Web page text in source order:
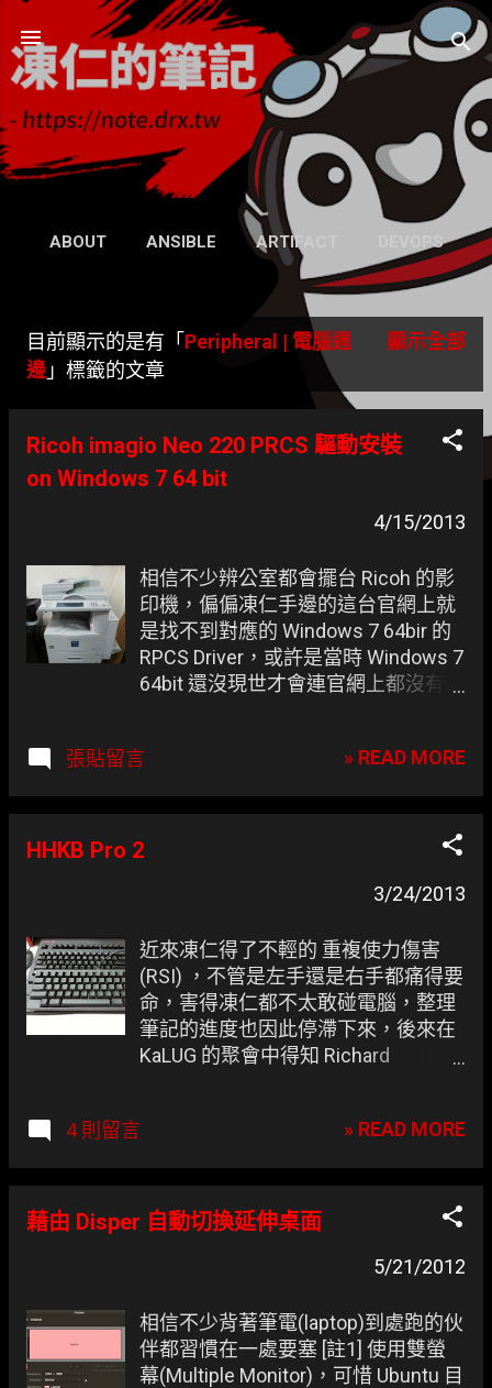
跳到主要內容
凍仁的筆記
- https://note.drx.tw
網頁
ABOUT ANSIBLE ARTIFACT DEVOPS
WIKI 更多…
GRAVATAR
發
表
文
章
目前顯示的是有「Peripheral | 電腦週
邊 」標籤的文章
顯示全部
Ricoh imagio Neo 220 PRCS 驅動安裝
on Windows 7 64 bit
4/15/2013
相信不少辨公室都會擺台 Ricoh 的影
印機，偏偏凍仁手邊的這台官網上就
是找不到對應的 Windows 7 64bir 的
RPCS Driver，或許是當時 Windows 7
64bit 還沒現世才會連官網上都沒有，
了。 ▲ 辨公室的 Ricoh imagio Neo
張貼留言 » READ MORE
HHKB Pro 2
3/24/2013
近來凍仁得了不輕的 重複使力傷害
(RSI) ，不管是左手還是右手都痛得要
命，害得凍仁都不太敢碰電腦，整理
筆記的進度也因此停滯下來，後來在
KaLUG 的聚會中得知 Richard
HHKB 這把鍵盤，似乎是述說著它可
看就知道了！」 找到藉口的凍仁也很
幸運得到社群前輩的幫助，並成功加
入 Happy hacking keyboard 的行列
哩。 ▲ HHKB Pro 2 (墨) 與 Cherry
4 則留言 » READ MORE
藉由 Disper 自動切換延伸桌面
5/21/2012
相信不少背著筆電(laptop)到處跑的伙
伴都習慣在一處要塞 [註1] 使用雙螢
幕(Multiple Monitor)，可惜 Ubuntu 目